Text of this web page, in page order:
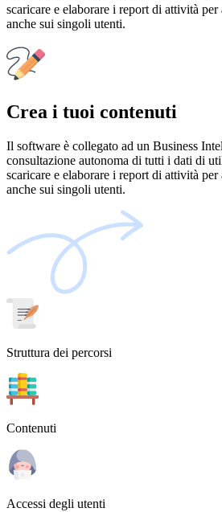
scaricare e elaborare i report di attività per
anche sui singoli utenti.
Crea i tuoi contenuti
Il software è collegato ad un Business
consultazione autonoma di tutti i dati di
scaricare e elaborare i report di attività per
anche sui singoli utenti.
Struttura dei percorsi
Contenuti
Accessi degli utenti